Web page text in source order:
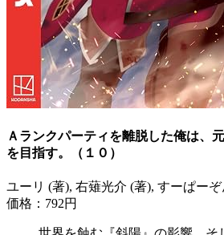
Ａランクパーティを離脱した俺は、
を目指す。（１０）
ユーリ (著), 右薙光介 (著), すーぱー
価格：792円